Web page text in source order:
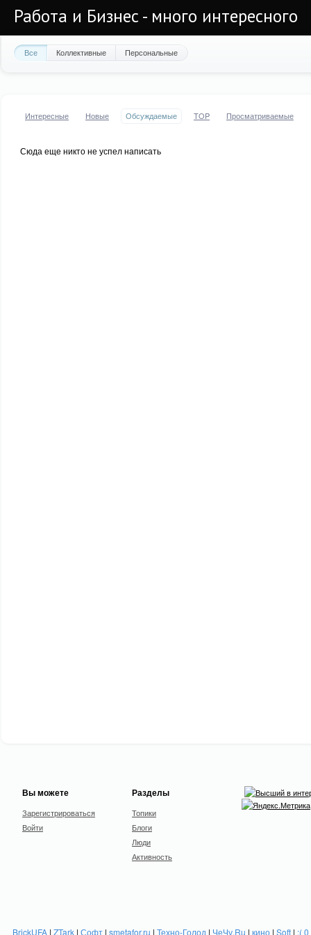
Работа и Бизнес - много интересного
Все Коллективные Персональные
Интересные Новые Обсуждаемые TOP Просматриваемые
Сюда еще никто не успел написать
Вы можете
Зарегистрироваться
Войти
Разделы
Топики
Блоги
Люди
Активность
BrickUFA| ZTark| Софт| smetafor.ru | Техно-Голод | ЧеЧу.Ru | кино| Soft| :(